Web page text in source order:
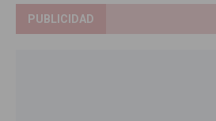
PUBLICIDAD